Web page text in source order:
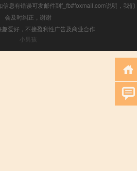
信息有错误可发邮件到f_fb#foxmail.com说明，我们
会及时纠正，谢谢
爱好，不接盈利性广告及商业合作
小男孩